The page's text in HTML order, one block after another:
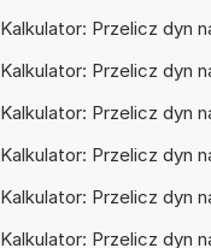
Kalkulator: Przelicz dyn
Kalkulator: Przelicz dyn
Kalkulator: Przelicz dyn
Kalkulator: Przelicz dyn
Kalkulator: Przelicz dyn
Kalkulator: Przelicz dyn